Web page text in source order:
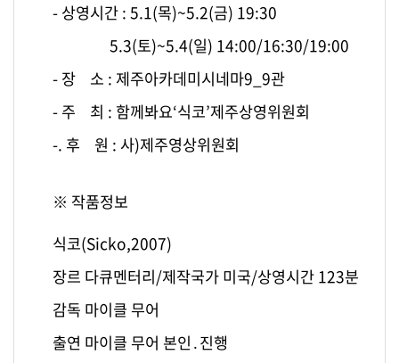
- 상영시간 : 5.1(목)~5.2(금) 19:30
5.3(토)~5.4(일) 14:00/16:30/19:00
- 장 소 : 제주아카데미시네마9_9관
- 주 최 : 함께봐요‘식코’제주상영위원회
-. 후 원 : 사)제주영상위원회
※ 작품정보
식코(Sicko,2007)
장르 다큐멘터리/제작국가 미국/상영시간 123분
감독 마이클 무어
출연 마이클 무어 본인․진행